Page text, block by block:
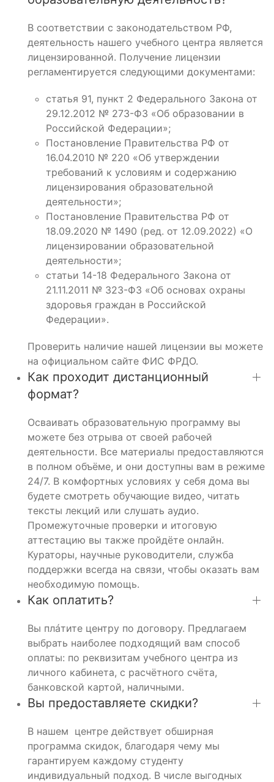
В соответствии с законодательством РФ,
деятельность нашего учебного центра является
лицензированной. Получение лицензии
регламентируется следующими документами:
статья 91, пункт 2 Федерального Закона от
29.12.2012 № 273-ФЗ «Об образовании в
Российской Федерации»;
Постановление Правительства РФ от
16.04.2010 № 220 «Об утверждении
требований к условиям и содержанию
лицензирования образовательной
деятельности»;
Постановление Правительства РФ от
18.09.2020 № 1490 (ред. от 12.09.2022) «О
лицензировании образовательной
деятельности»;
статьи 14-18 Федерального Закона от
21.11.2011 № 323-ФЗ «Об основах охраны
здоровья граждан в Российской
Федерации».
Проверить наличие нашей лицензии вы можете
на официальном сайте ФИС ФРДО.
Как проходит дистанционный
формат?
Осваивать образовательную программу вы
можете без отрыва от своей рабочей
деятельности. Все материалы предоставляются
в полном объёме, и они доступны вам в режиме
24/7. В комфортных условиях у себя дома вы
будете смотреть обучающие видео, читать
тексты лекций или слушать аудио.
Промежуточные проверки и итоговую
аттестацию вы также пройдёте онлайн.
Кураторы, научные руководители, служба
поддержки всегда на связи, чтобы оказать вам
необходимую помощь.
Как оплатить?
Вы плáтите центру по договору. Предлагаем
выбрать наиболее подходящий вам способ
оплаты: по реквизитам учебного центра из
личного кабинета, с расчётного счёта,
банковской картой, наличными.
Вы предоставляете скидки?
В нашем центре действует обширная
программа скидок, благодаря чему мы
гарантируем каждому студенту
индивидуальный подход. В числе выгодных